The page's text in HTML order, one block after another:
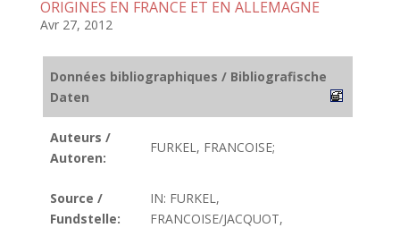
ORIGINES EN FRANCE ET EN ALLEMAGNE
Avr 27, 2012
Données bibliographiques / Bibliografische
Daten
Auteurs /
Autoren:
FURKEL, FRANCOISE;
Source /
Fundstelle:
IN: FURKEL,
FRANCOISE/JACQUOT,